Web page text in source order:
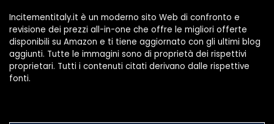
Incitementitaly.it è un moderno sito Web di confronto e
revisione dei prezzi all-in-one che offre le migliori offerte
disponibili su Amazon e ti tiene aggiornato con gli ultimi blog
aggiunti. Tutte le immagini sono di proprietà dei rispettivi
proprietari. Tutti i contenuti citati derivano dalle rispettive
fonti.